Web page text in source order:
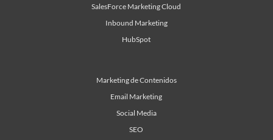
SalesForce Marketing Cloud
Inbound Marketing
HubSpot
Marketing de Contenidos
Email Marketing
Social Media
SEO